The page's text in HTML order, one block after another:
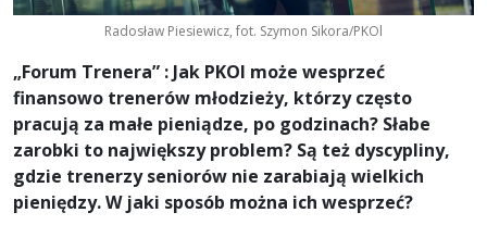
Radosław Piesiewicz, fot. Szymon Sikora/PKOl
„Forum Trenera” : Jak PKOl może wesprzeć
finansowo trenerów młodzieży, którzy często
pracują za małe pieniądze, po godzinach? Słabe
zarobki to największy problem? Są też dyscypliny,
gdzie trenerzy seniorów nie zarabiają wielkich
pieniędzy. W jaki sposób można ich wesprzeć?